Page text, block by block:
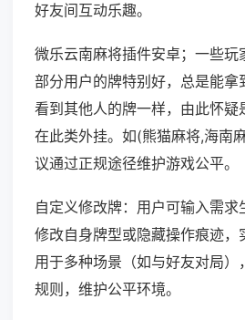
好友间互动乐趣。
微乐云南麻将插件安卓；一些玩
部分用户的牌特别好，总是能拿
看到其他人的牌一样，由此怀疑
在此类外挂。如(熊猫麻将,海南
议通过正规途径维护游戏公平。
自定义修改牌：用户可输入需求
修改自身牌型或隐藏操作痕迹，
用于多种场景（如与好友对局）
规则，维护公平环境。